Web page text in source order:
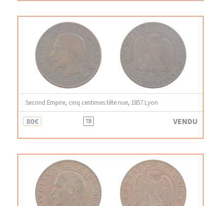
Second Empire, cinq centimes tête nue, 1857 Lyon
80€ TB VENDU